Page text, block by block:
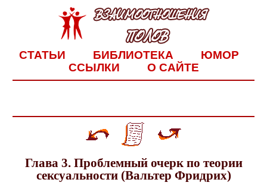
СТАТЬИ БИБЛИОТЕКА
ЮМОР
ССЫЛКИ
О САЙТЕ
Глава 3. Проблемный очерк по теории
сексуальности (Вальтер Фридрих)